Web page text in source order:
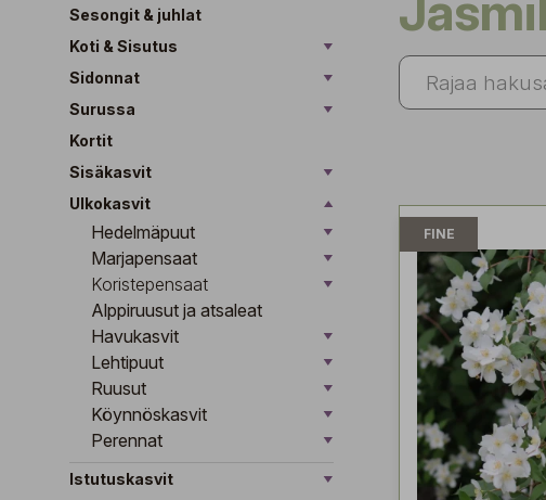
Sesongit & juhlat
Koti & Sisutus
Sidonnat
Surussa
Kortit
Sisäkasvit
Ulkokasvit
Hedelmäpuut
Marjapensaat
Koristepensaat
Alppiruusut ja atsaleat
Havukasvit
Lehtipuut
Ruusut
Köynnöskasvit
Perennat
Istutuskasvit
FINE